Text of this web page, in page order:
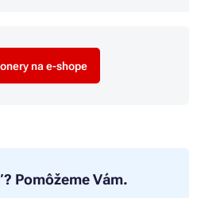
na e-shope
Pomôžeme Vám.